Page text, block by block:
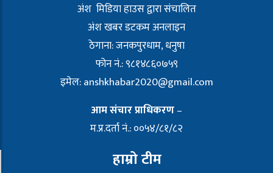
अंश मिडिया हाउस द्वारा संचालित
अंश खबर डटकम अनलाइन
ठेगाना: जनकपुरधाम, धनुषा
फोन नं.: ९८१४८६०७५९
इमेल:anshkhabar2020@gmail.com
आम संचार प्राधिकरण–
म.प्र.दर्ता नं.: ००५४/८१/८२
हाम्रो टीम